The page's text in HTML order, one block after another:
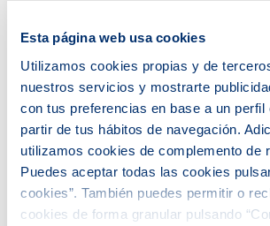
Esta página web usa cookies
Utilizamos cookies propias y de
nuestros servicios y mostrarte
con tus preferencias en base a un perfil
partir de tus hábitos de navegación.
utilizamos cookies de complemento de
Puedes aceptar todas las cookies
cookies”. También puedes permitir o
cookies de forma granular pulsando
mejor eficiencia en el uso del agua y la
suelo, así como la planificación y el
los sistemas de reutilización de aguas
agricultura. El objetivo es desarrollar
para contribuir a la adaptación al
partiendo de los 4 países en los que se
España, Francia y el Líbano.
El proyecto está coordinado por
Tecnológico del Agua, y cuenta con un
formado por 10 socios:Aigües de